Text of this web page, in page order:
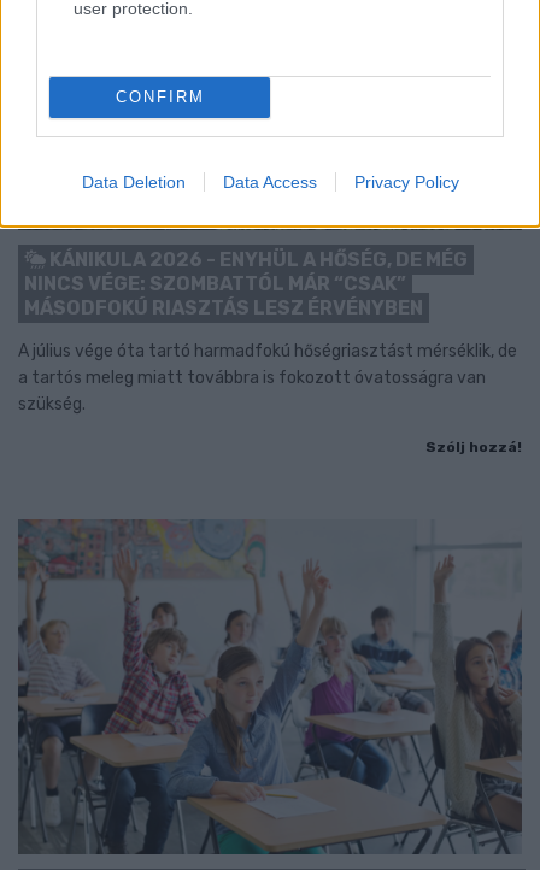
user protection.
CONFIRM
Data Deletion Data Access Privacy Policy
KÁNIKULA 2026 - ENYHÜL A HŐSÉG, DE MÉG
NINCS VÉGE: SZOMBATTÓL MÁR “CSAK”
MÁSODFOKÚ RIASZTÁS LESZ ÉRVÉNYBEN
A július vége óta tartó harmadfokú hőségriasztást mérséklik, de
a tartós meleg miatt továbbra is fokozott óvatosságra van
szükség.
Szólj hozzá!